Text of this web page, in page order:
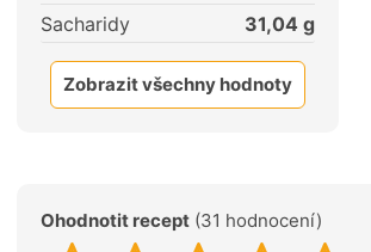
Sacharidy
31,04 g
Zobrazit všechny hodnoty
Ohodnotit recept (31 hodnocení)